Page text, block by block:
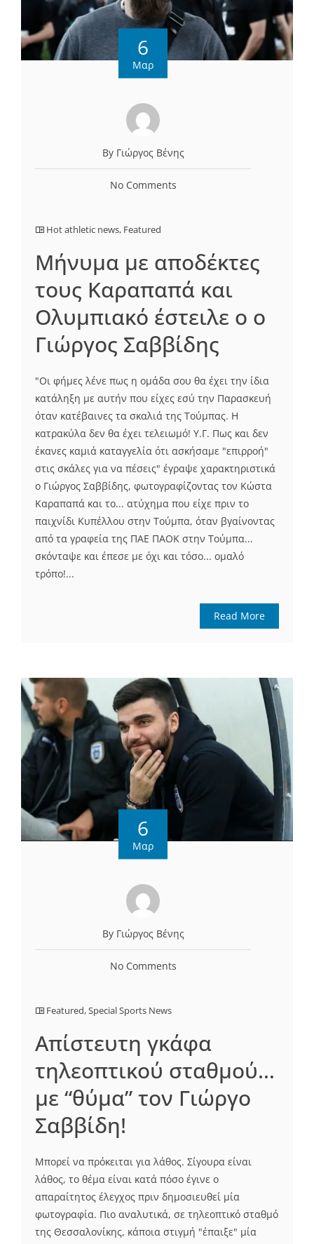
6
Μαρ
By Γιώργος Βένης
No Comments
Hot athletic news, Featured
Μήνυμα με αποδέκτες
τους Καραπαπά και
Ολυμπιακό έστειλε ο ο
Γιώργος Σαββίδης
"Οι φήμες λένε πως η ομάδα σου θα έχει την ίδια
κατάληξη με αυτήν που είχες εσύ την Παρασκευή
όταν κατέβαινες τα σκαλιά της Τούμπας. Η
κατρακύλα δεν θα έχει τελειωμό! Υ.Γ. Πως και δεν
έκανες καμιά καταγγελία ότι ασκήσαμε "επιρροή"
στις σκάλες για να πέσεις" έγραψε χαρακτηριστικά
ο Γιώργος Σαββίδης, φωτογραφίζοντας τον Κώστα
Καραπαπά και το... ατύχημα που είχε πριν το
παιχνίδι Κυπέλλου στην Τούμπα, όταν βγαίνοντας
από τα γραφεία της ΠΑΕ ΠΑΟΚ στην Τούμπα...
σκόνταψε και έπεσε με όχι και τόσο... ομαλό
τρόπο!...
Read More
6
Μαρ
By Γιώργος Βένης
No Comments
Featured,Special Sports News
Απίστευτη γκάφα
τηλεοπτικού σταθμού…
με “θύμα” τον Γιώργο
Σαββίδη!
Μπορεί να πρόκειται για λάθος. Σίγουρα είναι
λάθος, το θέμα είναι κατά πόσο έγινε ο
απαραίτητος έλεγχος πριν δημοσιευθεί μία
φωτογραφία. Πιο αναλυτικά, σε τηλεοπτικό σταθμό
της Θεσσαλονίκης, κάποια στιγμή "έπαιξε" μία